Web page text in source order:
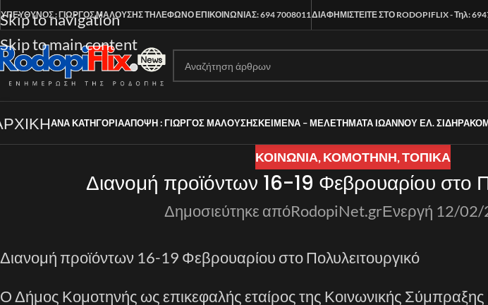
Skip to navigation
Skip to main content
ΥΠΕΥΘΥΝΟΣ : ΓΙΩΡΓΟΣ ΜΑΛΟΥΣΗΣΤΗΛΕΦΩΝΟ ΕΠΙΚΟΙΝΩΝΙΑΣ: 694 7008011ΔΙΑΦΗΜΙΣΤΕΙΤΕ ΣΤΟ RODOPIFLIX - Τηλ:
ΑΝΑ ΚΑΤΗΓΟΡΊΑΑΠΟΨΗ : ΓΙΩΡΓΟΣ ΜΑΛΟΥΣΗΣΚΕΙΜΕΝΑ – ΜΕΛΕΤΗΜΑΤΑ ΙΩΑΝΝΟΥ ΕΛ. ΣΙΔΗΡΑ
ΚΟΙΝΩΝΙΑ,ΚΟΜΟΤΗΝΗ,ΤΟΠΙΚΑ
Διανομή προϊόντων 16-19 Φεβρουαρίου στο
Δημοσιεύτηκε απόRodopiNet.grΕνεργή 12/
Διανομή προϊόντων 16-19 Φεβρουαρίου στοΠολυλειτουργικό
Ο Δήμος Κομοτηνής ως επικεφαλής εταίρος της Κοινωνικής